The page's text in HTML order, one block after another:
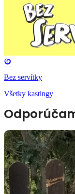
Bez servítky
Všetky kastingy